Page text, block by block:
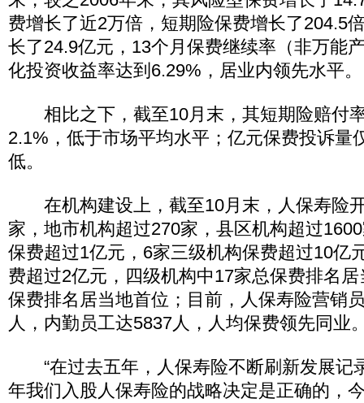
费增长了近2万倍，短期险保费增长了204.5
长了24.9亿元，13个月保费继续率（非万能
化投资收益率达到6.29%，居业内领先水平。
相比之下，截至10月末，其短期险赔付
2.1%，低于市场平均水平；亿元保费投诉量
低。
在机构建设上，截至10月末，人保寿险
家，地市机构超过270家，县区机构超过
保费超过1亿元，6家三级机构保费超过10亿
费超过2亿元，四级机构中17家总保费排名
保费排名居当地首位；目前，人保寿险营销
人，内勤员工达5837人，人均保费领先同业
“在过去五年，人保寿险不断刷新发展记
年我们入股人保寿险的战略决定是正确的，